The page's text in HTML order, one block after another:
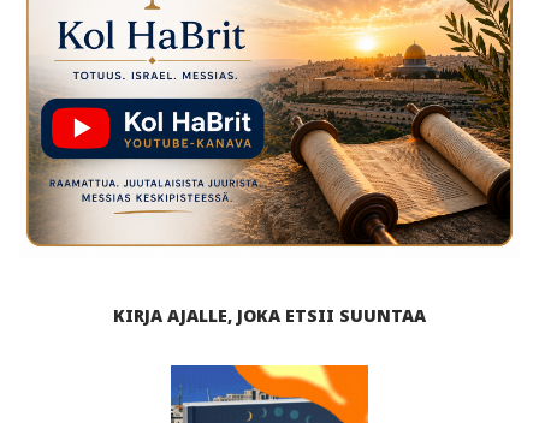
KIRJA AJALLE, JOKA ETSII SUUNTAA